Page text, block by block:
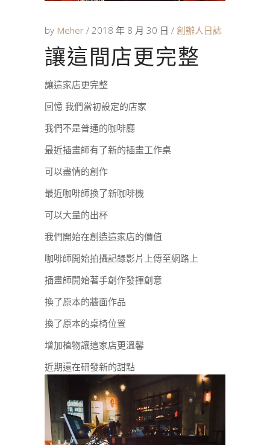
by Meher 2018 年 8 月 30 日 創辦人日誌
讓這間店更完整
讓這家店更完整
回憶 我們當初設定的店家
我們不是普通的咖啡廳
最近插畫師有了新的插畫工作桌
可以盡情的創作
最近咖啡師換了新咖啡機
可以大量的出杯
我們開始在創造這家店的價值
咖啡師開始拍攝記錄影片上傳至網路上
插畫師開始著手創作發揮創意
換了原本的牆面作品
換了原本的桌椅位置
增加植物讓這家店更溫馨
近期還在研發新的甜點